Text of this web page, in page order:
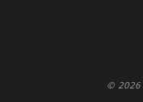
© 2026